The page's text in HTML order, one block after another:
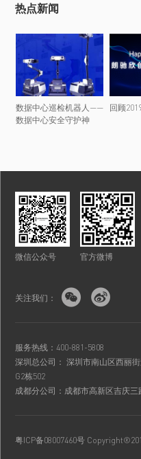
热点新闻
数据中心巡检机器人——
数据中心安全守护神
回顾
微信公众号 官方微博
关注我们：  
服务热线：400-881-5808
深圳总公司： 深圳市南山区西丽
G2栋502
成都分公司：成都市高新区吉庆
粤ICP备08007460号